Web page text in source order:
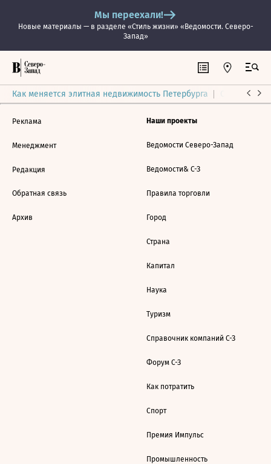
Мы переехали!
Новые материалы — в разделе «Стиль жизни» «Ведомости. Северо-
Запад»
Как меняется элитная недвижимость Петербурга Ситуация
Реклама
Менеджмент
Редакция
Обратная связь
Архив
Наши проекты
Ведомости Северо-Запад
Ведомости& С-З
Правила торговли
Город
Страна
Капитал
Наука
Туризм
Справочник компаний С-З
Форум С-З
Как потратить
Спорт
Премия Импульс
Промышленность